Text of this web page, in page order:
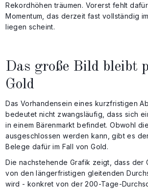
Rekordhöhen träumen. Vorerst fehlt
Momentum, das derzeit fast vollständig
liegen scheint.
Das große Bild bleibt
Gold
Das Vorhandensein eines kurzfristigen
bedeutet nicht zwangsläufig, dass sich
in einem Bärenmarkt befindet. Obwohl
ausgeschlossen werden kann, gibt es
Belege dafür im Fall von Gold.
Die nachstehende Grafik zeigt, dass der
von den längerfristigen gleitenden
wird - konkret von der 200-Tage-